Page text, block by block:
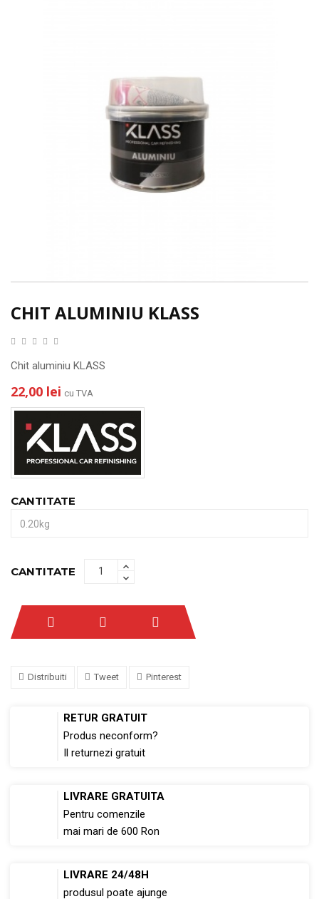
CHIT ALUMINIU KLASS
Chit aluminiu KLASS
22,00 lei cu TVA
CANTITATE
CANTITATE
Distribuiti Tweet Pinterest
RETUR GRATUIT
Produs neconform?
Il returnezi gratuit
LIVRARE GRATUITA
Pentru comenzile
mai mari de 600 Ron
LIVRARE 24/48H
produsul poate ajunge